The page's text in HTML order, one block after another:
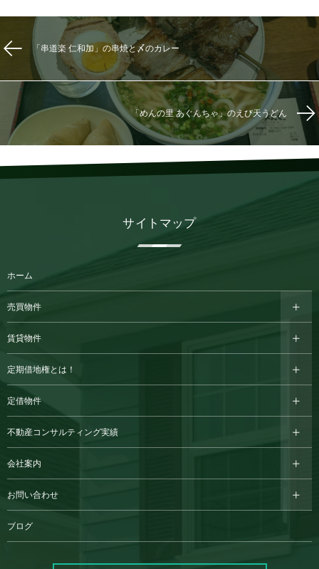
「串道楽 仁和加」の串焼と〆のカレー
「めんの里 あぐんちゃ」のえび天うどん
サイトマップ
ホーム
売買物件
賃貸物件
定期借地権とは！
定借物件
不動産コンサルティング実績
会社案内
お問い合わせ
ブログ